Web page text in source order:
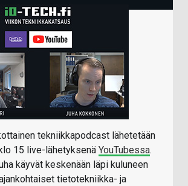
tekniikkapodcast lähetetään
15 live-lähetyksenä YouTubessa.
käyvät keskenään läpi kuluneen
tietotekniikka- ja